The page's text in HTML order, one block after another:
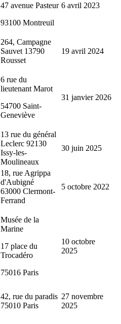
47 avenue Pasteur
93100 Montreuil
6 avril 2023
264, Campagne
Sauvet 13790
Rousset
19 avril 2024
6 rue du
lieutenant Marot
54700 Saint-
Geneviève
31 janvier 2026
13 rue du général
Leclerc 92130
Issy-les-
Moulineaux
30 juin 2025
18, rue Agrippa
d'Aubigné
63000 Clermont-
Ferrand
5 octobre 2022
Musée de la
Marine
17 place du
Trocadéro
75016 Paris
10 octobre
2025
42, rue du paradis
75010 Paris
27 novembre
2025